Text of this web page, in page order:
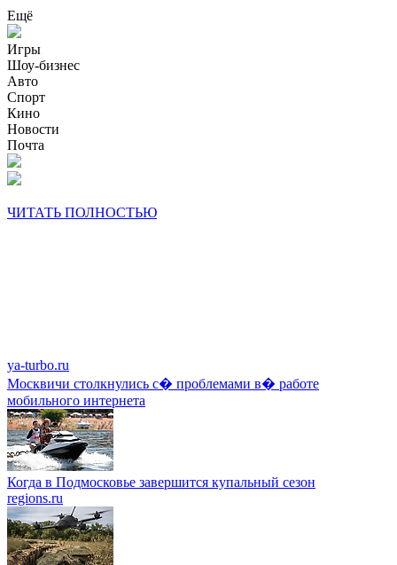
Ещё
Игры
Шоу-бизнес
Авто
Спорт
Кино
Новости
Почта
ЧИТАТЬ ПОЛНОСТЬЮ
ya-turbo.ru
Москвичи столкнулись с� проблемами в� работе
мобильного интернета
Когда в Подмосковье завершится купальный сезон
regions.ru